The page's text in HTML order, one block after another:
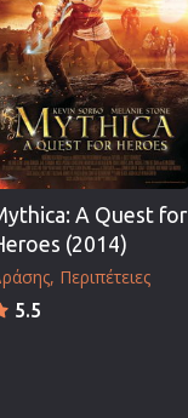
A Quest for
(2014)
Περιπέτειες
5.5